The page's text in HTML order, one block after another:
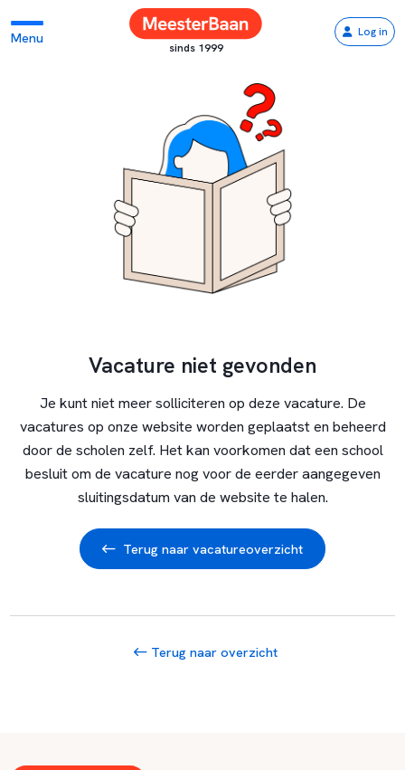
Menu
sinds 1999
Log in
Vacature niet gevonden
Je kunt niet meer solliciteren op deze vacature. De
vacatures op onze website worden geplaatst en beheerd
door de scholen zelf. Het kan voorkomen dat een school
besluit om de vacature nog voor de eerder aangegeven
sluitingsdatum van de website te halen.
Terug naar vacatureoverzicht
Terug naar overzicht